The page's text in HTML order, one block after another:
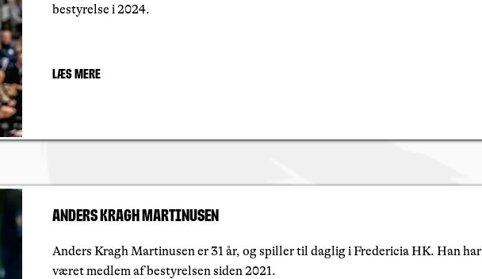
bestyrelse i 2024.
Læs mere
Anders Kragh Martinusen
Anders Kragh Martinusen er 31 år, og spiller til daglig i Fredericia HK. Han har
været medlem af bestyrelsen siden 2021.